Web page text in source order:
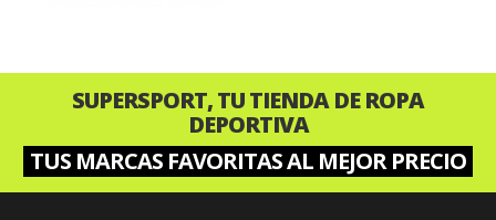
SUPERSPORT, TU TIENDA DE ROPA
DEPORTIVA
TUS MARCAS FAVORITAS AL MEJOR PRECIO